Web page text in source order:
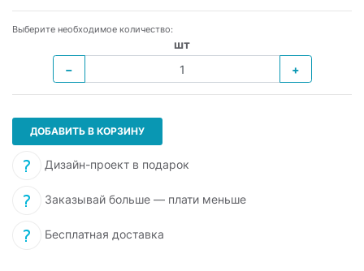
Выберите необходимое количество:
шт
−
+
ДОБАВИТЬ В КОРЗИНУ
Дизайн-проект в подарок
Заказывай больше — плати меньше
Бесплатная доставка